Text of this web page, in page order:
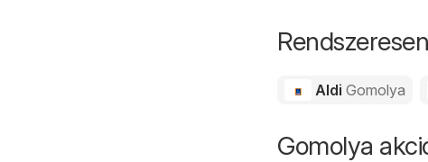
Aldi Gomolya
Gomolya